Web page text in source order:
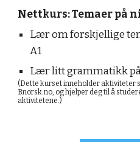
Nettkurs: Temaer på
Lær om forskjellige
A1
Lær litt grammatikk
(Dette kurset inneholder aktiviteter
Bnorsk.no, og hjelper deg til å
aktivitetene.)